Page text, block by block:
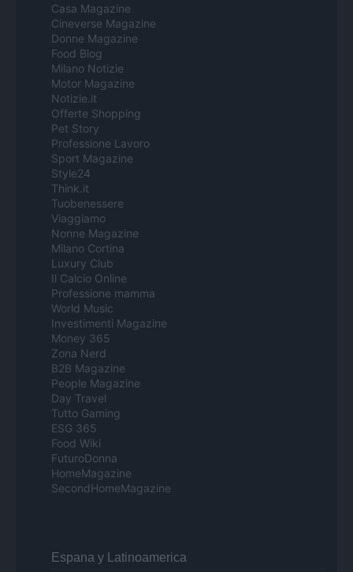
Casa Magazine
Cineverse Magazine
Donne Magazine
Food Blog
Milano Notizie
Motor Magazine
Notizie.it
Offerte Shopping
Pet Story
Professione Lavoro
Sport Magazine
Style24
Think.it
Tuobenessere
Viaggiamo
Nonne Magazine
Milano Cortina
Luxury Club
Il Calcio Online
Professione mamma
World Music
Investimenti Magazine
Money 365
Zona Nerd
B2B Magazine
People Magazine
Day Travel
Tutto Gaming
ESG 365
Food Wiki
FuturoDonna
HomeMagazine
SecondHomeMagazine
Espana y Latinoamerica